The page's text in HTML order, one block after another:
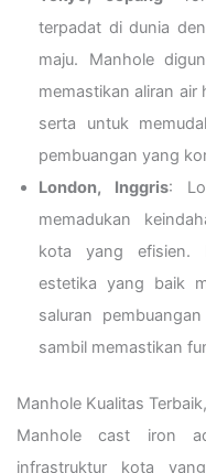
terpadat di dunia
maju. Manhole
memastikan aliran air
serta untuk
pembuangan yang
London, Inggris:
memadukan
kota yang efisien.
estetika yang baik
saluran
sambil memastikan
Manhole Kualitas
Manhole cast iron
infrastruktur kota